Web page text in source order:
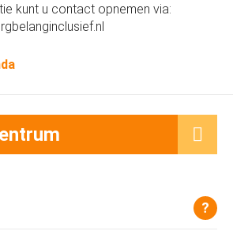
kunt u contact opnemen via:
?